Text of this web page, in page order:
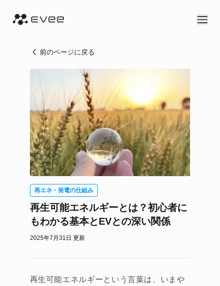
前のページに戻る
再エネ・発電の仕組み
再生可能エネルギーとは？初心者に
もわかる基本とEVとの深い関係
2025年7月31日 更新
再生可能エネルギーという言葉は、いまや